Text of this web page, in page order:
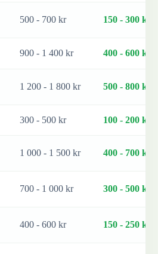
500 - 700 kr 150 - 300 kr
900 - 1 400 kr 400 - 600 kr
1 200 - 1 800 kr 500 - 800 kr
300 - 500 kr 100 - 200 kr
1 000 - 1 500 kr 400 - 700 kr
700 - 1 000 kr 300 - 500 kr
400 - 600 kr 150 - 250 kr